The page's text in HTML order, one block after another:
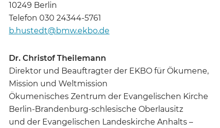
10249 Berlin
Telefon 030 24344-5761
b.hustedt@bmw.ekbo.de
Dr. Christof Theilemann
Direktor und Beauftragter der EKBO für Ökumene,
Mission und Weltmission
Ökumenisches Zentrum der Evangelischen Kirche
Berlin-Brandenburg-schlesische Oberlausitz
und der Evangelischen Landeskirche Anhalts –